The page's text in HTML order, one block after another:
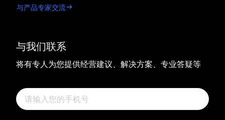
与我们联系
将有专人为您提供经营建议、解决方案、专业答疑等
与产品专家交流